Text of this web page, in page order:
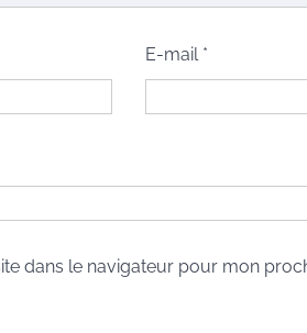
E-mail *
dans le navigateur pour mon